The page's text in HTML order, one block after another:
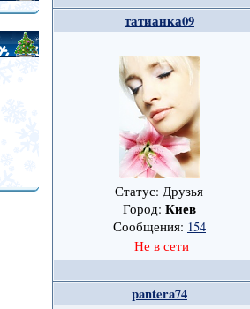
татианка09
Статус: Друзья
Город: Киев
Сообщения: 154
Не в сети
pantera74